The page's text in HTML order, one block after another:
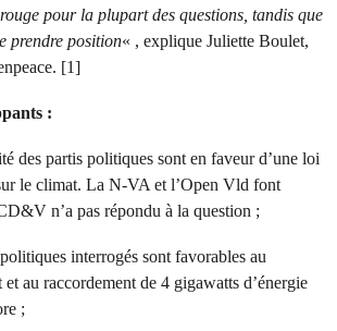
pour la plupart des questions, tandis que
prendre position« , explique Juliette Boulet,
[1]
:
des partis politiques sont en faveur d’une loi
le climat. La N-VA et l’Open Vld font
n’a pas répondu à la question ;
interrogés sont favorables au
au raccordement de 4 gigawatts d’énergie
;